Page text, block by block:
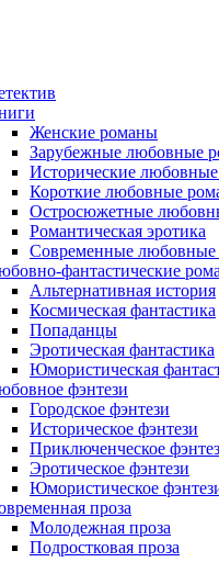
Женские романы
Зарубежные любовные
Исторические
Короткие любовные
Остросюжетные
Романтическая эротика
Современные
фантастические
Альтернативная история
Космическая фантастика
Попаданцы
Эротическая фантастика
Юмористическая
фэнтези
Городское фэнтези
Историческое фэнтези
Приключенческое
Эротическое фэнтези
Юмористическое
проза
Молодежная проза
Подростковая проза